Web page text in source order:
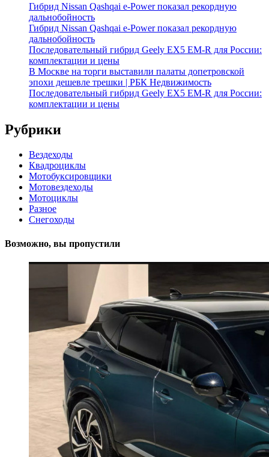
Гибрид Nissan Qashqai e-Power показал рекордную
дальнобойность
Гибрид Nissan Qashqai e-Power показал рекордную
дальнобойность
Последовательный гибрид Geely EX5 EM-R для России:
комплектации и цены
В Москве на торги выставили палаты допетровской
эпохи дешевле трешки | РБК Недвижимость
Последовательный гибрид Geely EX5 EM-R для России:
комплектации и цены
Рубрики
Вездеходы
Квадроциклы
Мотобуксировщики
Мотовездеходы
Мотоциклы
Разное
Снегоходы
Возможно, вы пропустили